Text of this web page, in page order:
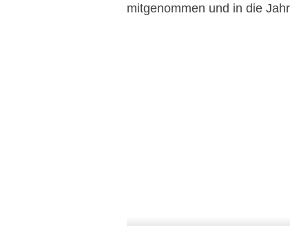
mitgenommen und in die